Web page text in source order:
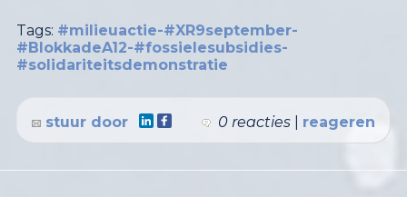
Tags: #milieuactie-#XR9september-
#BlokkadeA12-#fossielesubsidies-
#solidariteitsdemonstratie
0 reacties reageren
stuur door